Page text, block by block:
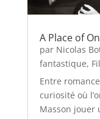
A Place of
par Nicolas
fantastique,
Entre
curiosité où
Masson jouer